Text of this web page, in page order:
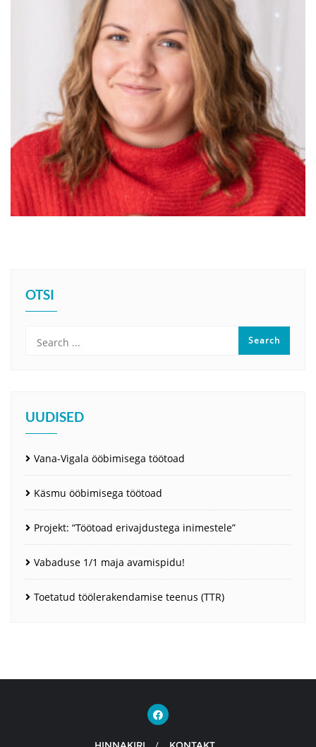
OTSI
UUDISED
Vana-Vigala ööbimisega töötoad
Käsmu ööbimisega töötoad
Projekt: “Töötoad erivajdustega inimestele”
Vabaduse 1/1 maja avamispidu!
Toetatud töölerakendamise teenus (TTR)